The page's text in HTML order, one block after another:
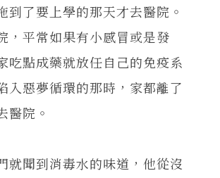
了要上學的那天才去醫院。
，平常如果有小感冒或是發
吃點成藥就放任自己的免疫系
入惡夢循環的那時，家都離了
醫院。
聞到消毒水的味道，他從沒